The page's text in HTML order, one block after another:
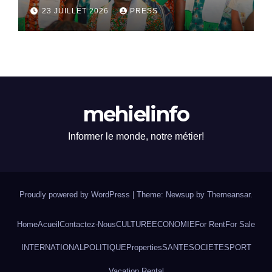
dialogue national
23 JUILLET 2026 PRESS
mehielinfo
Informer le monde, notre métier!
Proudly powered by WordPress Theme: Newsup by Themeansar.
HomeAcueilContactez-NousCULTUREECONOMIEFor RentFor Sale
INTERNATIONALPOLITIQUE PropertiesSANTESOCIETESPORT